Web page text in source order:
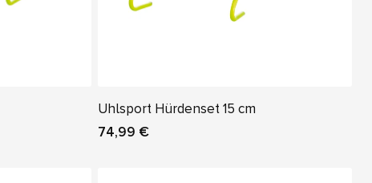
Uhlsport Hürdenset 15 cm
74,99 €